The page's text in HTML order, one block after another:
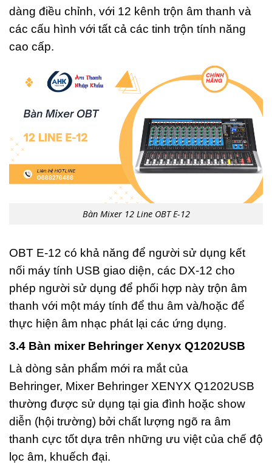
dàng điều chỉnh, với 12 kênh trộn âm thanh và
các cấu hình với tất cả các tinh trộn tính năng
cao cấp.
Bàn Mixer 12 Line OBT E-12
OBT E-12 có khả năng để người sử dụng kết
nối máy tính USB giao diện, các DX-12 cho
phép người sử dụng để phối hợp này trộn âm
thanh với một máy tính để thu âm và/hoặc để
thực hiện âm nhạc phát lại các ứng dụng.
3.4 Bàn mixer Behringer Xenyx Q1202USB
Là dòng sản phẩm mới ra mắt của
Behringer, Mixer Behringer XENYX Q1202USB
thường được sử dụng tại gia đình hoặc show
diễn (hội trường) bởi chất lượng ngõ ra âm
thanh cực tốt dựa trên những ưu việt của chế độ
lọc âm, khuếch đại.